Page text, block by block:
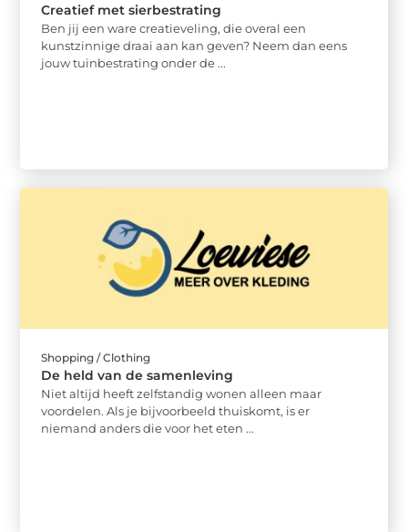
Creatief met sierbestrating
Ben jij een ware creatieveling, die overal een
kunstzinnige draai aan kan geven? Neem dan eens
jouw tuinbestrating onder de ...
Shopping / Clothing
De held van de samenleving
Niet altijd heeft zelfstandig wonen alleen maar
voordelen. Als je bijvoorbeeld thuiskomt, is er
niemand anders die voor het eten ...